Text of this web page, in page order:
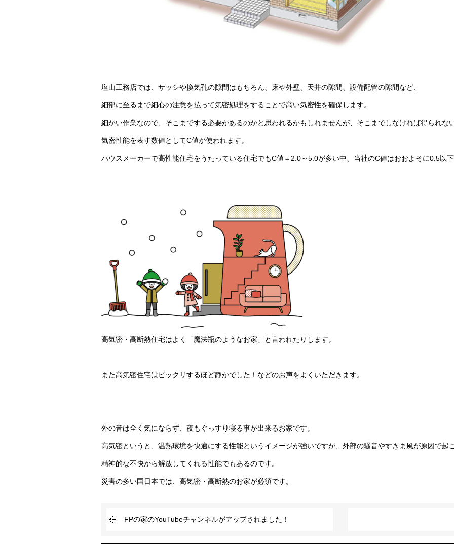
塩山工務店では、サッシや換気孔の隙間はもちろん、床や外壁、天井の隙間、設備配管の隙間など、
細部に至るまで細心の注意を払って気密処理をすることで高い気密性を確保します。
細かい作業なので、そこまでする必要があるのかと思われるかもしれませんが、そこまでしなければ得られな
気密性能を表す数値としてC値が使われます。
ハウスメーカーで高性能住宅をうたっている住宅でもC値＝2.0～5.0が多い中、当社のC値はおおよそに0.5以下
高気密・高断熱住宅はよく「魔法瓶のようなお家」と言われたりします。
また高気密住宅はビックリするほど静かでした！などのお声をよくいただきます。
外の音は全く気にならず、夜もぐっすり寝る事が出来るお家です。
高気密というと、温熱環境を快適にする性能というイメージが強いですが、外部の騒音やすきま風が原因で起
精神的な不快から解放してくれる性能でもあるのです。
災害の多い国日本では、高気密・高断熱のお家が必須です。
FPの家のYouTubeチャンネルがアップされました！